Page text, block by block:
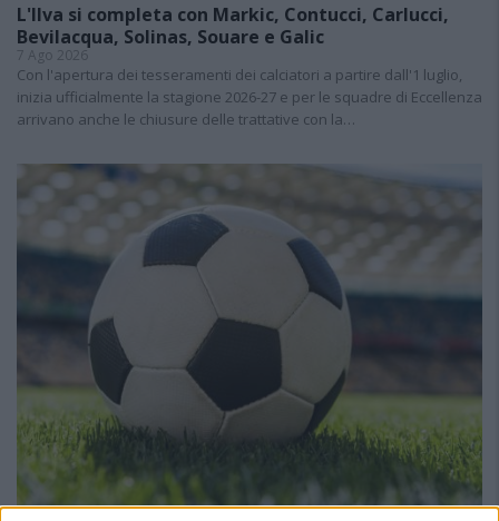
L'Ilva si completa con Markic, Contucci, Carlucci,
Bevilacqua, Solinas, Souare e Galic
7 Ago 2026
Con l'apertura dei tesseramenti dei calciatori a partire dall'1 luglio,
inizia ufficialmente la stagione 2026-27 e per le squadre di Eccellenza
arrivano anche le chiusure delle trattative con la…